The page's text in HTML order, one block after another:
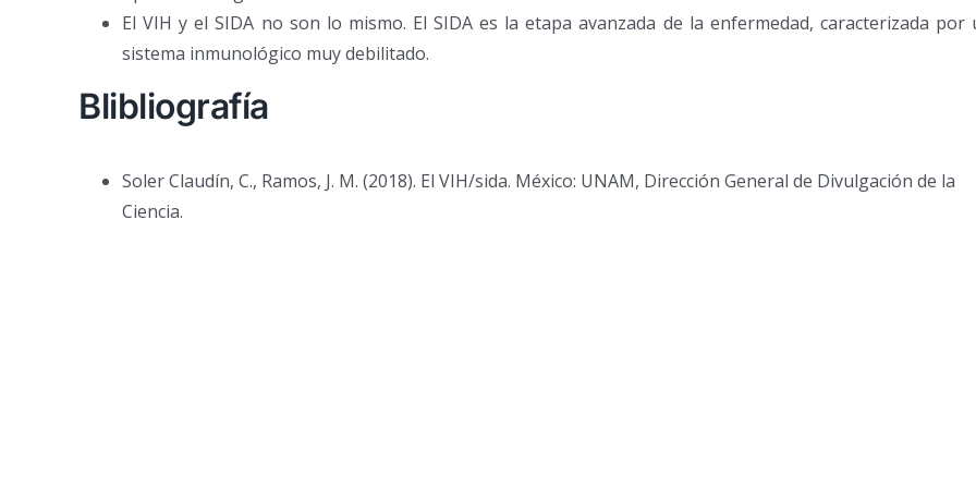
El VIH y el SIDA no son lo mismo. El SIDA es la etapa avanzada de la enfermedad, caracterizada por
sistema inmunológico muy debilitado.
Blibliografía
Soler Claudín, C., Ramos, J. M. (2018). El VIH/sida. México: UNAM, Dirección General de Divulgación de la
Ciencia.